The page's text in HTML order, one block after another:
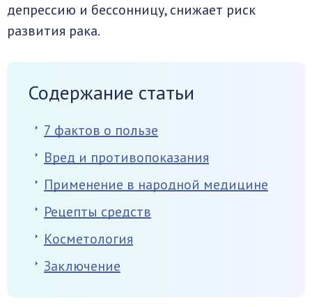
депрессию и бессонницу, снижает риск
развития рака.
Содержание статьи
7 фактов о пользе
Вред и противопоказания
Применение в народной медицине
Рецепты средств
Косметология
Заключение